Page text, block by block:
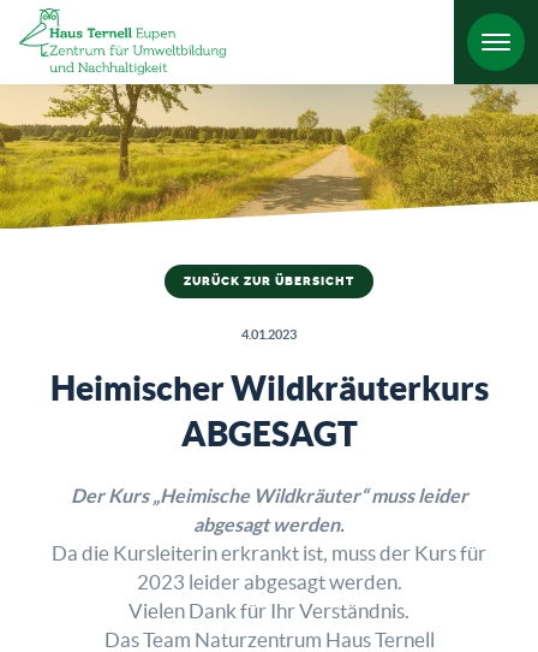
ZURÜCK ZUR ÜBERSICHT
4.01.2023
Heimischer Wildkräuterkurs
ABGESAGT
Der Kurs „Heimische Wildkräuter“ muss leider
abgesagt werden.
Da die Kursleiterin erkrankt ist, muss der Kurs für
2023 leider abgesagt werden.
Vielen Dank für Ihr Verständnis.
Das Team Naturzentrum Haus Ternell